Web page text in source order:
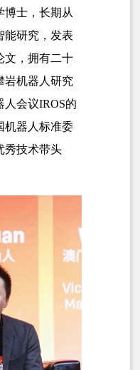
博士，长期从
研究， 发表
文，拥有二十
岩机器人研究
人会议IROS的
机器人标准委
秀技术带头